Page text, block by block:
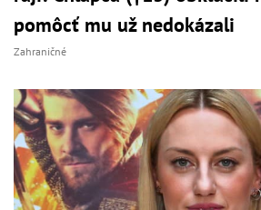
pomôcť mu už nedokázali
Zahraničné